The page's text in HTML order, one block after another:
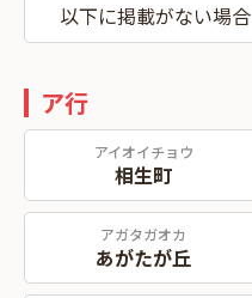
以下に掲載がない場合
ア行
アイオイチョウ
相生町
アガタガオカ
あがたが丘